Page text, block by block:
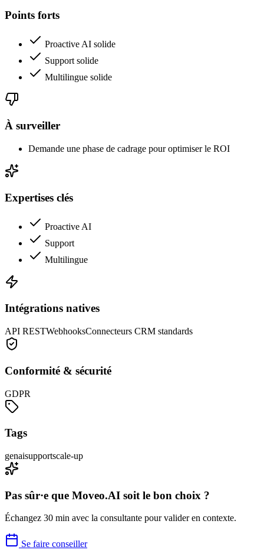
Points forts
Proactive AI solide
Support solide
Multilingue solide
À surveiller
Demande une phase de cadrage pour optimiser le ROI
Expertises clés
Proactive AI
Support
Multilingue
Intégrations natives
API RESTWebhooksConnecteurs CRM standards
Conformité & sécurité
GDPR
Tags
genaisupportscale-up
Pas sûr·e que Moveo.AI soit le bon choix ?
Échangez 30 min avec la consultante pour valider en contexte.
Se faire conseiller